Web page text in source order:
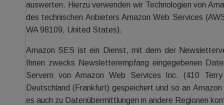
auswerten. Hierzu verwenden wir Technologien von
des technischen Anbieters Amazon Web Services
WA 98109, United States).
Amazon SES ist ein Dienst, mit dem der
Ihnen zwecks Newsletterempfang eingegebenen
Servern von Amazon Web Services Inc. (410
Deutschland (Frankfurt) gespeichert und so an
es auch zu Datenübermittlungen in andere Regionen